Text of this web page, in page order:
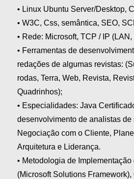
• Linux Ubuntu Server/Desktop,
• W3C, Css, semântica, SEO,
• Rede: Microsoft, TCP / IP (LAN,
• Ferramentas de
redações de algumas revistas:
rodas, Terra, Web, Revista,
Quadrinhos);
• Especialidades: Java
desenvolvimento de analistas de
Negociação com o Cliente,
Arquitetura e Liderança.
• Metodologia de
(Microsoft Solutions Framework),